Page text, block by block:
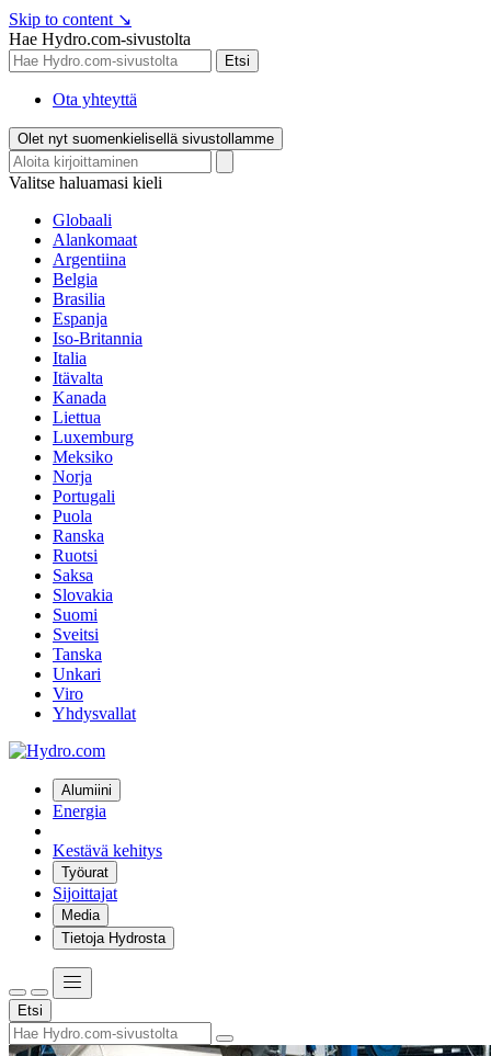
Skip to content ↘
Hae Hydro.com-sivustolta
Etsi
Ota yhteyttä
Olet nyt suomenkielisellä sivustollamme
Valitse haluamasi kieli
Globaali
Alankomaat
Argentiina
Belgia
Brasilia
Espanja
Iso-Britannia
Italia
Itävalta
Kanada
Liettua
Luxemburg
Meksiko
Norja
Portugali
Puola
Ranska
Ruotsi
Saksa
Slovakia
Suomi
Sveitsi
Tanska
Unkari
Viro
Yhdysvallat
Alumiini
Energia
Kestävä kehitys
Työurat
Sijoittajat
Media
Tietoja Hydrosta
Etsi